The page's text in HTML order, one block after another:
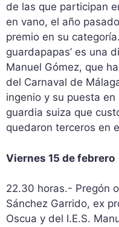
de las que participan
en vano, el año
premio en su
guardapapas’ es una
Manuel Gómez, que
del Carnaval de
ingenio y su puesta
guardia suiza que
quedaron terceros en
Viernes 15 de febrero
22.30 horas.- Pregón
Sánchez Garrido, ex
Oscua y del I.E.S.